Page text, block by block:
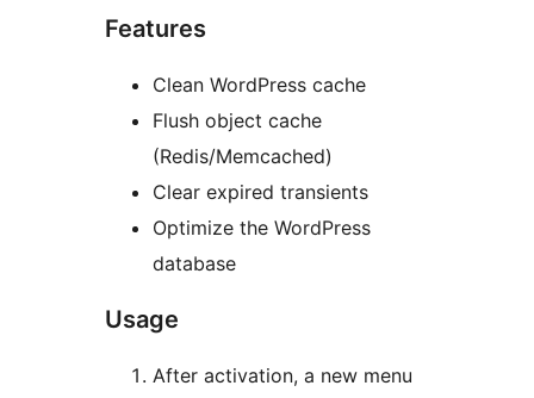
Features
Clean WordPress cache
Flush object cache
(Redis/Memcached)
Clear expired transients
Optimize the WordPress
database
Usage
After activation, a new menu